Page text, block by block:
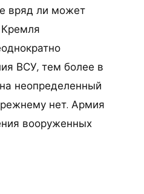
вряд ли может
Кремля
ВСУ, тем более в
неопределенный
нет. Армия
вооруженных